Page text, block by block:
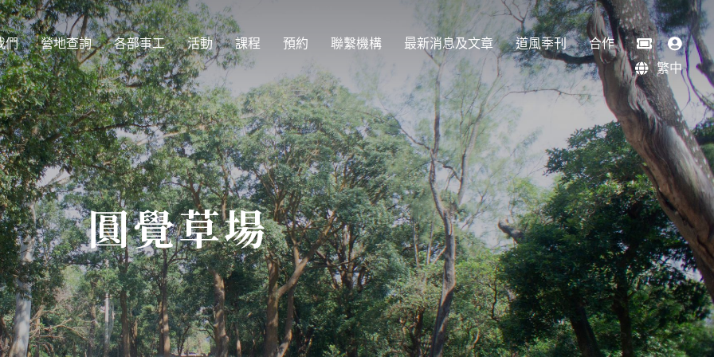
們 營地查詢 各部事工 活動 課程 預約 聯繫機構 最新消息及文章 道風季刊
合作
繁中
圓覺草場